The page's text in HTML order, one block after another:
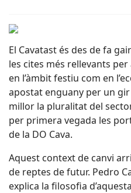
El Cavatast és des de fa
les cites més rellevants per
en l’àmbit festiu com en
apostat enguany per un
millor la pluralitat del
per primera vegada les
de la DO Cava.
Aquest context de canvi
de reptes de futur. Pedro
explica la filosofia